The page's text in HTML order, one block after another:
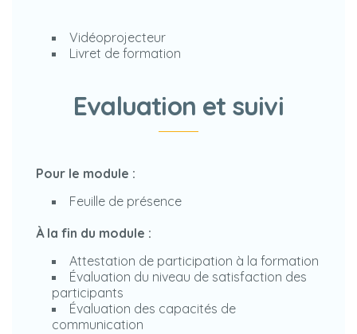
Vidéoprojecteur
Livret de formation
Evaluation et suivi
Pour le module :
Feuille de présence
À la fin du module :
Attestation de participation à la formation
Évaluation du niveau de satisfaction des
participants
Évaluation des capacités de
communication